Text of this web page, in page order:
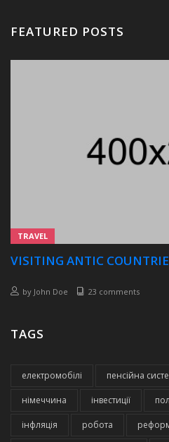
FEATURED POSTS
TRAVEL
VISITING ANTIC
by John Doe 23 comments
TAGS
електромобілі пенсійна
німеччина інвестиції
інфляція робота